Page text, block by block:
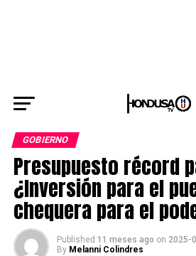
GOBIERNO
Presupuesto récord
¿Inversión para el
chequera para el
Published 11 meses ago on 2025-
By Melanni Colindres